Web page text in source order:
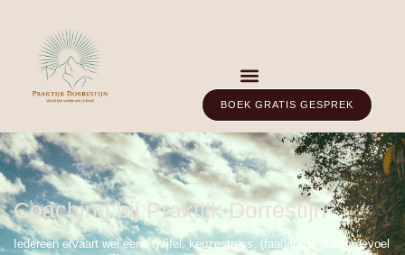
BOEK GRATIS GESPREK
Coaching bij Praktijk Dorrestijn
Iedereen ervaart wel eens twijfel, keuzestress, (faal)angst of een gevoel